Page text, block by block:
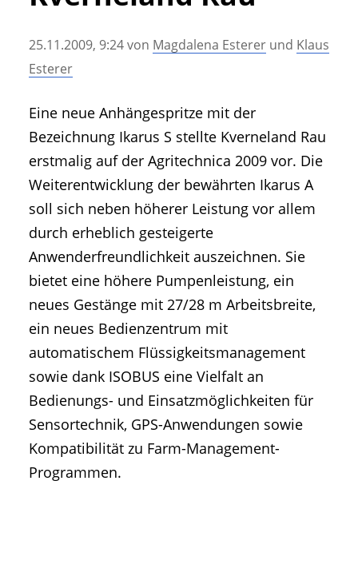
• Messen und Veranstaltungen
• Mitteilung der Redaktion
• Artikel nach Hersteller/Marke
25.11.2009, 9:24von Magdalena Esterer und Klaus
Esterer
Eine neue Anhängespritze mit der
Bezeichnung Ikarus S stellte Kverneland Rau
erstmalig auf der Agritechnica 2009 vor. Die
Weiterentwicklung der bewährten Ikarus A
soll sich neben höherer Leistung vor allem
durch erheblich gesteigerte
Anwenderfreundlichkeit auszeichnen. Sie
bietet eine höhere Pumpenleistung, ein
neues Gestänge mit 27/28 m Arbeitsbreite,
ein neues Bedienzentrum mit
automatischem Flüssigkeitsmanagement
sowie dank ISOBUS eine Vielfalt an
Bedienungs- und Einsatzmöglichkeiten für
Sensortechnik, GPS-Anwendungen sowie
Kompatibilität zu Farm-Management-
Programmen.